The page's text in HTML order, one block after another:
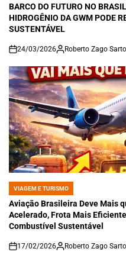
IN
BARCO DO FUTURO NO
HIDROGÊNIO DA GWM PODE
SUSTENTÁVEL
on
24/03/2026 Roberto Zago
POSTED
IN
VIAGEM E TURISMO
Aviação Brasileira Deve Mais
Acelerado, Frota Mais
Combustível Sustentável
on
17/02/2026 Roberto Zago